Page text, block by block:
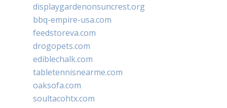
displaygardenonsuncrest.org
bbq-empire-usa.com
feedstoreva.com
drogopets.com
ediblechalk.com
tabletennisnearme.com
oaksofa.com
soultacohtx.com